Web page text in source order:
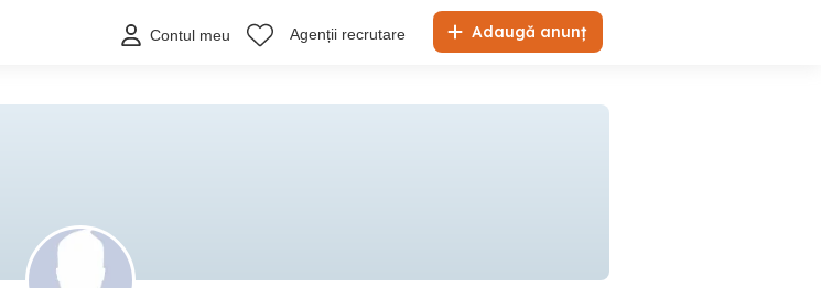
Adaugă anunț
Contul meu Agenții recrutare